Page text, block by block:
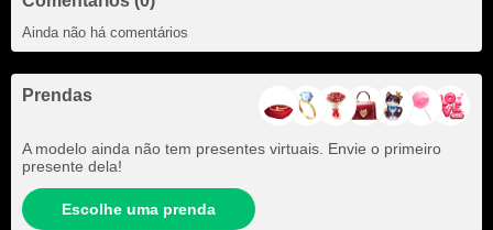
Ainda não há comentários
Prendas
A modelo ainda não tem presentes virtuais. Envie o primeiro
presente dela!
Escolhe uma prenda